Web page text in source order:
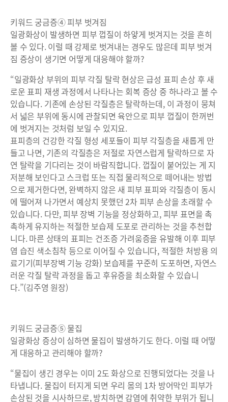
키워드 궁금증④ 피부 벗겨짐
일광화상이 발생하면 피부 껍질이 하얗게 벗겨지는 것을 흔히
볼 수 있다. 이럴 때 강제로 벗겨내는 경우도 많은데 피부 벗겨
짐 증상이 생기면 어떻게 대응해야 할까?
“일광화상 부위의 피부 각질 탈락 현상은 급성 표피 손상 후 새
로운 표피 재생 과정에서 나타나는 회복 증상 중 하나라고 볼 수
있습니다. 기존에 손상된 각질층은 탈락하는데, 이 과정이 뭉쳐
서 넓은 부위에 동시에 관찰되면 육안으로 피부 껍질이 한꺼번
에 벗겨지는 것처럼 보일 수 있지요.
표피층의 건강한 각질 형성 세포들이 피부 각질층을 새롭게 만
들고 나면, 기존의 각질층은 저절로 자연스럽게 탈락하므로 자
연 탈락을 기다리는 것이 바람직합니다. 껍질이 붙어있는 게 지
저분해 보인다고 스크럽 또는 직접 물리적으로 떼어내는 방법
으로 제거한다면, 완벽하지 않은 새 피부 표피와 각질층이 동시
에 떨어져 나가면서 예상치 못했던 2차 피부 손상을 초래할 수
있습니다. 다만, 피부 장벽 기능을 정상화하고, 피부 표면을 촉
촉하게 유지하는 적절한 보습제 도포로 관리하는 것을 추천합
니다. 마른 상태의 표피는 건조증 가려움증을 유발해 이후 피부
염 습진 색소침착 등으로 이어질 수 있습니다, 적절한 처방용 의
료기기(피부장벽 기능 강화) 보습제를 꾸준히 도포하면, 자연스
러운 각질 탈락 과정을 돕고 후유증을 최소화할 수 있습니
다.”(김주영 원장)
키워드 궁금증⑤ 물집
일광화상 증상이 심하면 물집이 발생하기도 한다. 이럴 때 어떻
게 대응하고 관리해야 할까?
“물집이 생긴 경우는 이미 2도 화상으로 진행되었다는 것을 나
타냅니다. 물집이 터지게 되면 우리 몸의 1차 방어막인 피부가
손상된 것을 시사하므로, 방치하면 감염에 취약한 부위가 됩니